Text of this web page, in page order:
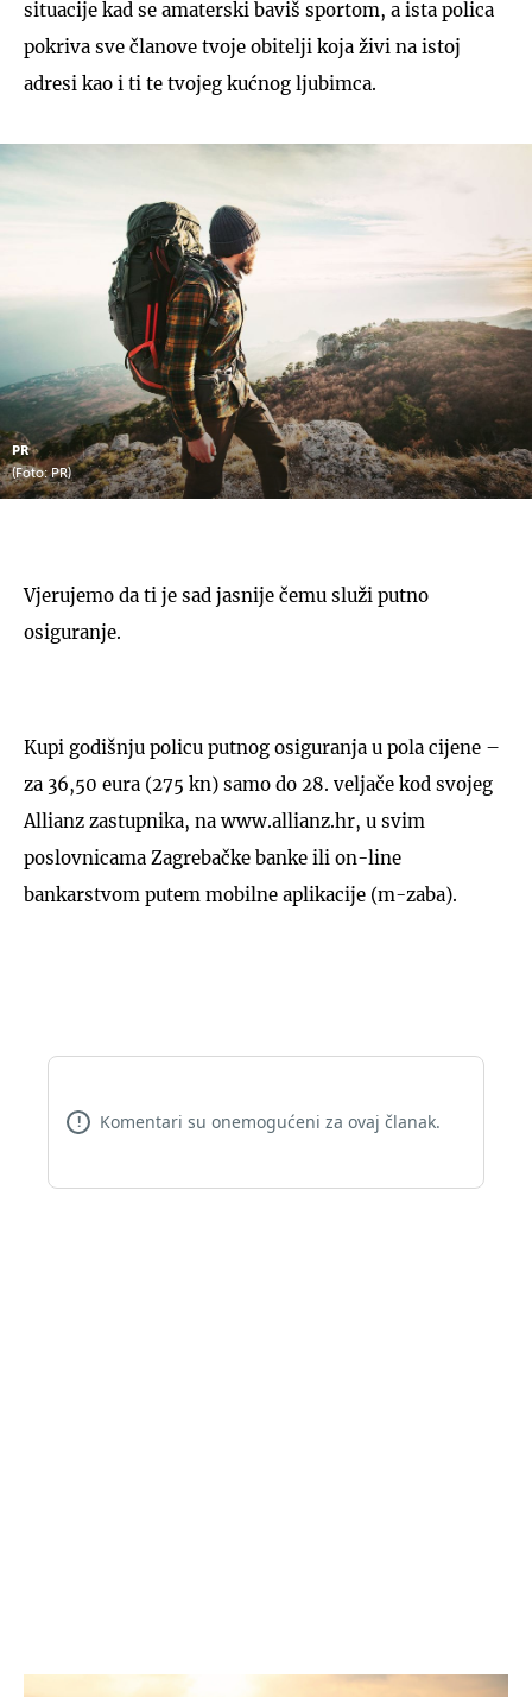
situacije kad se amaterski baviš sportom, a ista polica
pokriva sve članove tvoje obitelji koja živi na istoj
adresi kao i ti te tvojeg kućnog ljubimca.
PR
(Foto: PR)
Vjerujemo da ti je sad jasnije čemu služi putno
osiguranje.
Kupi godišnju policu putnog osiguranja u pola cijene –
za 36,50 eura (275 kn) samo do 28. veljače kod svojeg
Allianz zastupnika, na www.allianz.hr, u svim
poslovnicama Zagrebačke banke ili on-line
bankarstvom putem mobilne aplikacije (m-zaba).
! Komentari su onemogućeni za ovaj članak.